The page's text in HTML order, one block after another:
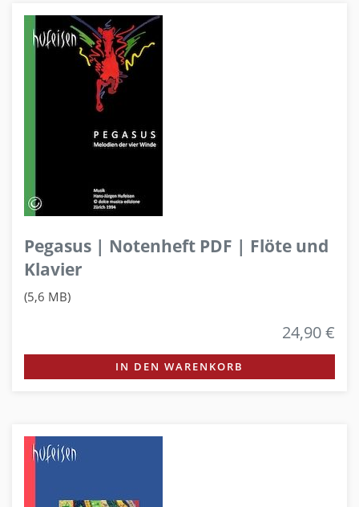
Pegasus | Notenheft PDF | Flöte und
Klavier
(5,6 MB)
24,90 €
IN DEN WARENKORB